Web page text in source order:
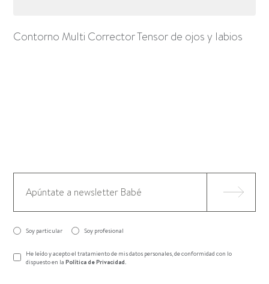
Contorno Multi Corrector Tensor de ojos y labios
Soy particular Soy profesional
He leído y acepto el tratamiento de mis datos personales, de conformidad con lo
dispuesto en laPolítica de Privacidad.